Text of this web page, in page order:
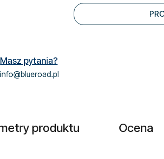
Masz pytania?
info@blueroad.pl
produktu Ocena